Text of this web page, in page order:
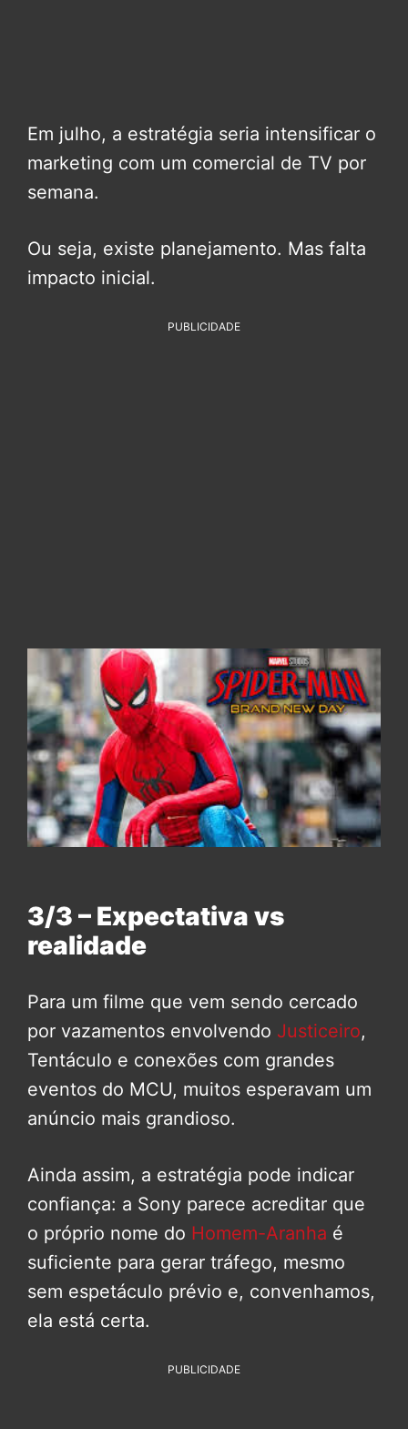
Em julho, a estratégia seria intensificar o
marketing com um comercial de TV por
semana.
Ou seja, existe planejamento. Mas falta
impacto inicial.
PUBLICIDADE
3/3 – Expectativa vs
realidade
Para um filme que vem sendo cercado
por vazamentos envolvendo Justiceiro,
Tentáculo e conexões com grandes
eventos do MCU, muitos esperavam um
anúncio mais grandioso.
Ainda assim, a estratégia pode indicar
confiança: a Sony parece acreditar que
o próprio nome do Homem-Aranha é
suficiente para gerar tráfego, mesmo
sem espetáculo prévio e, convenhamos,
ela está certa.
PUBLICIDADE